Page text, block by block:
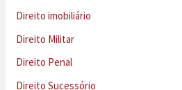
Direito imobiliário
Direito Militar
Direito Penal
Direito Sucessório